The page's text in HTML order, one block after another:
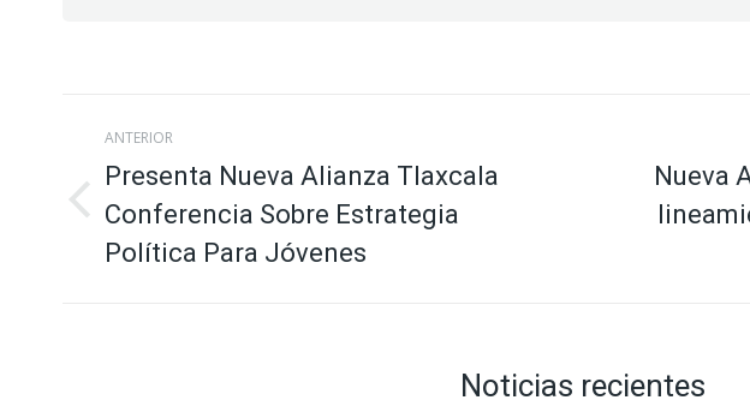
Navegación
entre
publicaciones
ANTERIOR
Publicación
anterior:
Presenta Nueva Alianza Tlaxcala
Conferencia Sobre Estrategia
Política Para Jóvenes
Publicación
Nueva
Noticias recientes